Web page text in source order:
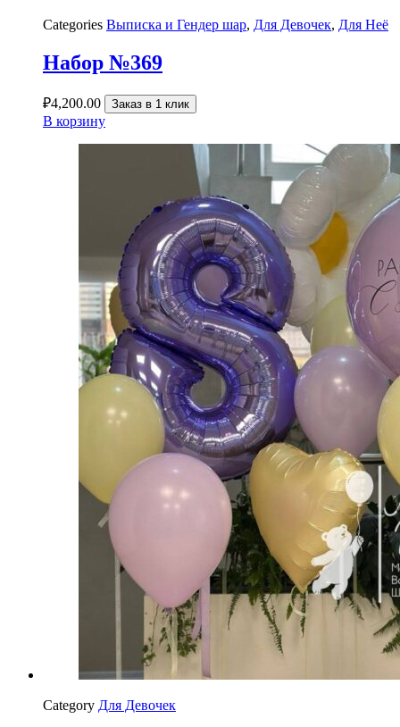
Categories Выписка и Гендер шар, Для Девочек, Для Неё
Набор №369
₽4,200.00 Заказ в 1 клик
В корзину
Category Для Девочек